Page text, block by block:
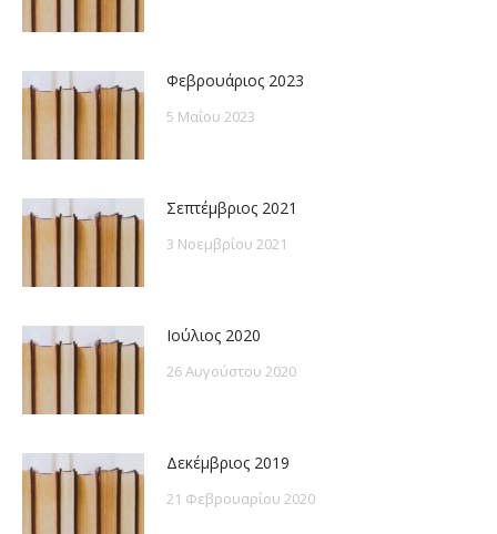
Φεβρουάριος 2023
5 Μαΐου 2023
Σεπτέμβριος 2021
3 Νοεμβρίου 2021
Ιούλιος 2020
26 Αυγούστου 2020
Δεκέμβριος 2019
21 Φεβρουαρίου 2020